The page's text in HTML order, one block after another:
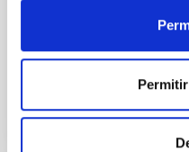
Fecha de